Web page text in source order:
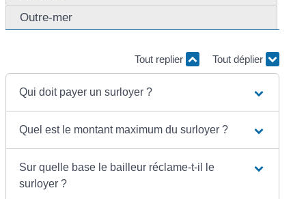
Outre-mer
Tout replier Tout déplier
Qui doit payer un surloyer ?
Quel est le montant maximum du surloyer ?
Sur quelle base le bailleur réclame-t-il le
surloyer ?